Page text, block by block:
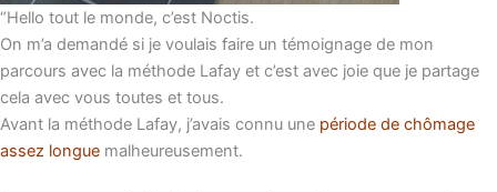
“Hello tout le monde, c’est Noctis.
On m’a demandé si je voulais faire un témoignage de mon
parcours avec la méthode Lafay et c’est avec joie que je partage
cela avec vous toutes et tous.
Avant la méthode Lafay, j’avais connu une période de chômage
assez longue malheureusement.